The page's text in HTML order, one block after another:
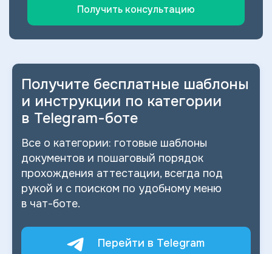
Получить консультацию
Получите бесплатные шаблоны
и инструкции по категории
в Telegram-боте
Все о категории: готовые шаблоны
документов и пошаговый порядок
прохождения аттестации, всегда под
рукой и с поиском по удобному меню
в чат-боте.
Перейти в Telegram